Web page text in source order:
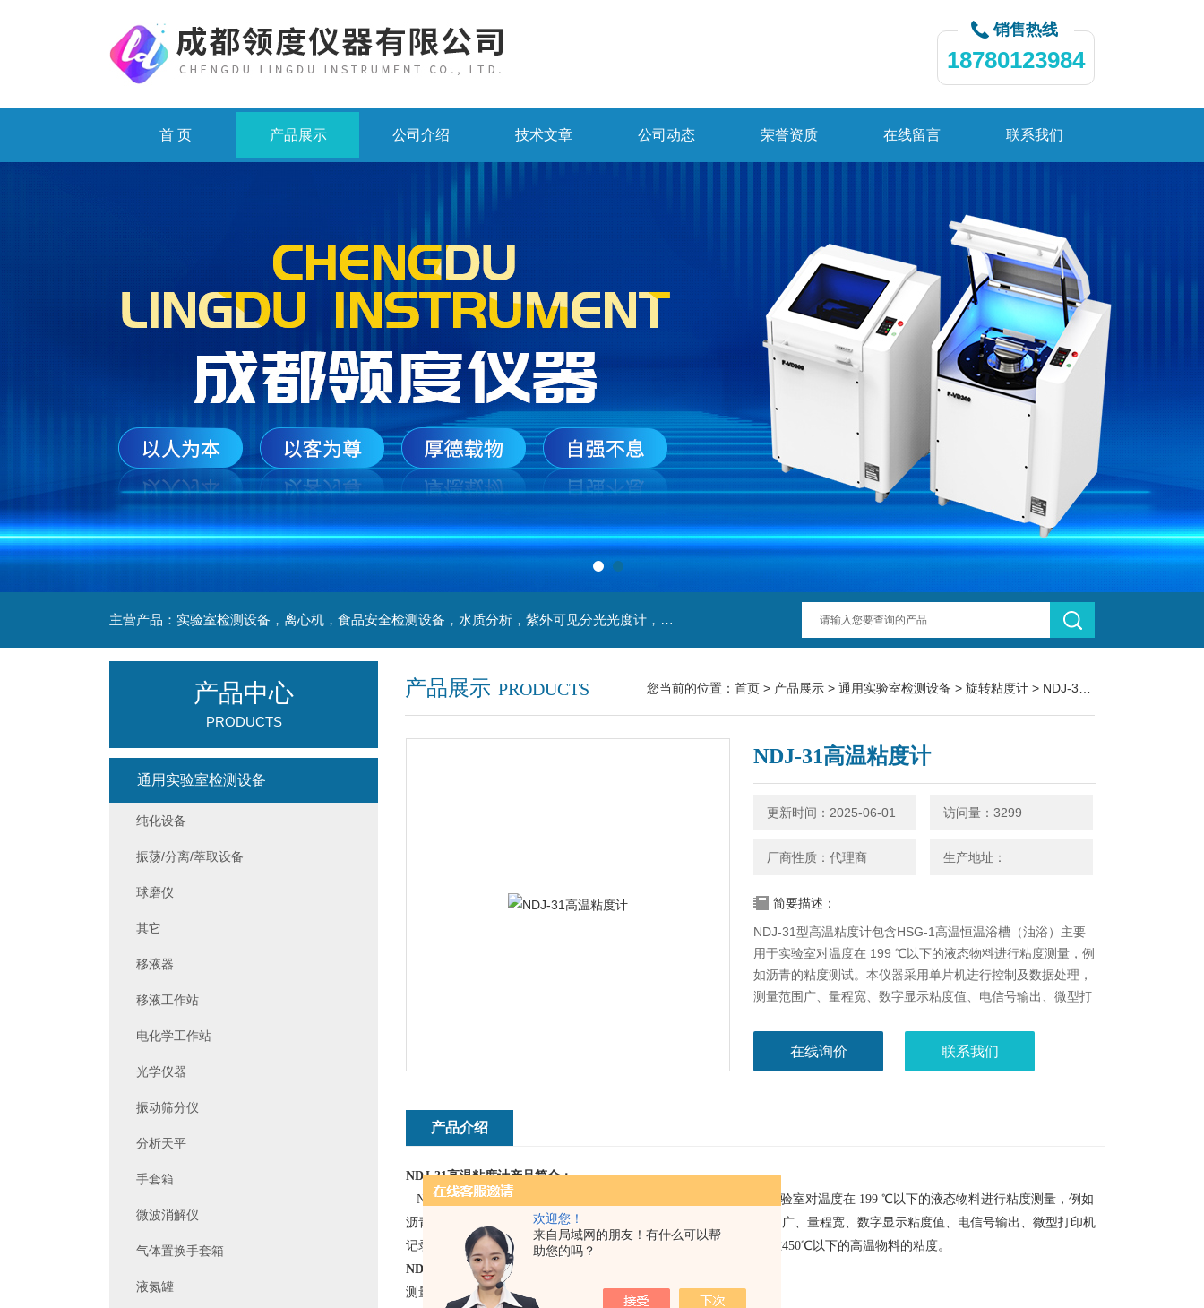
欢迎您！
来自局域网的朋友！有什么可以帮
助您的吗？
销售热线
18780123984
首 页 产品展示 公司介绍 技术文章 公司动态 荣誉资质 在线留言 联系我们
主营产品：实验室检测设备，离心机，食品安全检测设备，水质分析，紫外可见分光光度计，液氮罐，万分之一天平，离心机生物实验室工程，移液器
产品展示 PRODUCTS 您当前的位置： 首页 > 产品展示 > 通用实验室检测设备 > 旋转粘度计 > NDJ-31NDJ-31高温粘度计
NDJ-31高温粘度计
更新时间：2025-06-01 访问量：3299
厂商性质：代理商 生产地址：
简要描述：
NDJ-31型高温粘度计包含HSG-1高温恒温浴槽（油浴）主要
用于实验室对温度在 199 ℃以下的液态物料进行粘度测量，例
如沥青的粘度测试。本仪器采用单片机进行控制及数据处理，
测量范围广、量程宽、数字显示粘度值、电信号输出、微型打
在线询价 联系我们
产品介绍
NDJ-31高温粘度计产品简介：
NDJ-31型高温粘度计包含HSG-1高温恒温浴槽（油浴）主要用于实验室对温度在 199 ℃以下的液态物料进行粘度测量，例如
沥青的粘度测试。本仪器采用单片机进行控制及数据处理，测量范围广、量程宽、数字显示粘度值、电信号输出、微型打印机
记录、且操作方便，维护简单。选配不同的加热装置还可测量温度在450℃以下的高温物料的粘度。
NDJ-31
高温粘度计主要技术指标：
测量范围 40～800000 mPa.s
产品中心
PRODUCTS
通用实验室检测设备
纯化设备
振荡/分离/萃取设备
球磨仪
其它
移液器
移液工作站
电化学工作站
光学仪器
振动筛分仪
分析天平
手套箱
微波消解仪
气体置换手套箱
液氮罐